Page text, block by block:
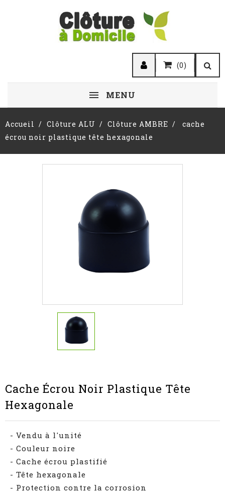
(0)
MENU
Accueil Clôture ALU Clôture AMBRE
cache
écrou noir plastique tête hexagonale
Cache Écrou Noir Plastique Tête
Hexagonale
- Vendu à l'unité
- Couleur noire
- Cache écrou plastifié
- Tête hexagonale
- Protection contre la corrosion